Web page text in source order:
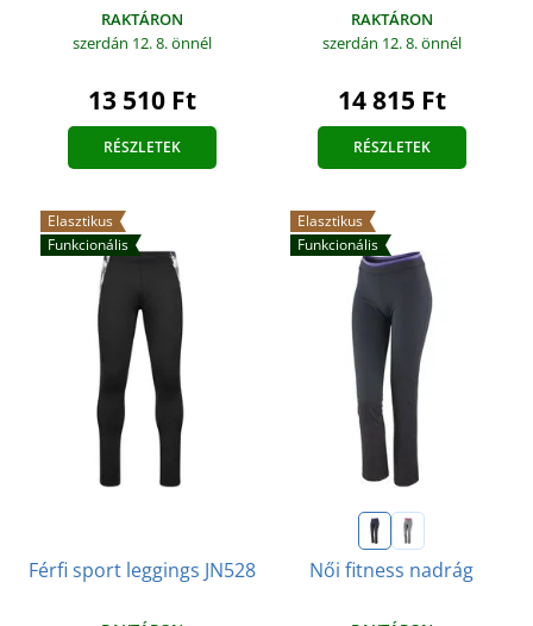
RAKTÁRON
szerdán 12. 8.önnél
13 510 Ft
RÉSZLETEK
RAKTÁRON
szerdán 12. 8.önnél
14 815 Ft
RÉSZLETEK
Elasztikus
Funkcionális
Férfi sport leggings JN528
Elasztikus
Funkcionális
Női fitness nadrág